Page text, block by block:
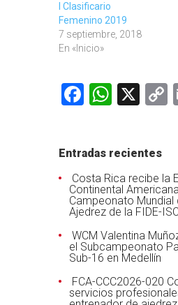
I Clasificario
Femenino 2019
7 septiembre, 2018
En «Inicio»
Facebook
X
Entradas recientes
Costa Rica recibe la
Continental
Campeonato Mundial
Ajedrez de la FIDE-
WCM Valentina
el Subcampeonato
Sub-16 en Medellín
FCA-CCC2026-020
servicios